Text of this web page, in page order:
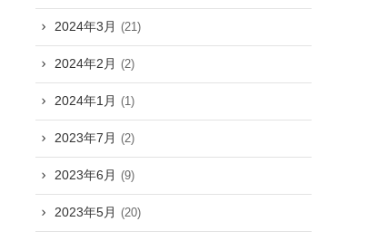
2024年3月 (21)
2024年2月 (2)
2024年1月 (1)
2023年7月 (2)
2023年6月 (9)
2023年5月 (20)